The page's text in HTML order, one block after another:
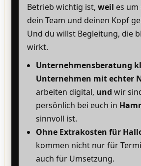
Betrieb wichtig ist, weil es um
dein Team und deinen Kopf
Und du willst Begleitung, die
wirkt.
Unternehmensberatung
Unternehmen mit echter
arbeiten digital, und wir
persönlich bei euch in
sinnvoll ist.
Ohne Extrakosten für
kommen nicht nur für
auch für Umsetzung.